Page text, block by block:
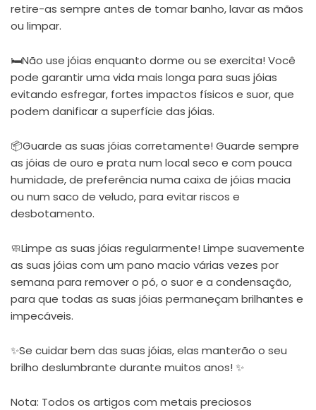
retire-as sempre antes de tomar banho, lavar as mãos
ou limpar.
🛏Não use jóias enquanto dorme ou se exercita! Você
pode garantir uma vida mais longa para suas jóias
evitando esfregar, fortes impactos físicos e suor, que
podem danificar a superfície das jóias.
📦Guarde as suas jóias corretamente! Guarde sempre
as jóias de ouro e prata num local seco e com pouca
humidade, de preferência numa caixa de jóias macia
ou num saco de veludo, para evitar riscos e
desbotamento.
🧼Limpe as suas jóias regularmente! Limpe suavemente
as suas jóias com um pano macio várias vezes por
semana para remover o pó, o suor e a condensação,
para que todas as suas jóias permaneçam brilhantes e
impecáveis.
✨Se cuidar bem das suas jóias, elas manterão o seu
brilho deslumbrante durante muitos anos! ✨
Nota: Todos os artigos com metais preciosos